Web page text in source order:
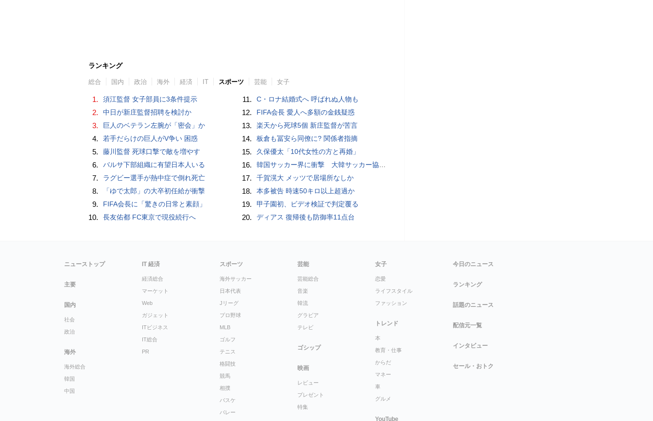
ランキング
総合 国内 政治 海外 経済 IT スポーツ 芸能 女子
1. 須江監督 女子部員に3条件提示
2. 中日が新庄監督招聘を検討か
3. 巨人のベテラン左腕が「密会」か
4. 若手だらけの巨人がV争い 困惑
5. 藤川監督 死球口撃で敵を増やす
6. バルサ下部組織に有望日本人いる
7. ラグビー選手が熱中症で倒れ死亡
8. 「ゆで太郎」の大卒初任給が衝撃
9. FIFA会長に「驚きの日常と素顔」
10. 長友佑都 FC東京で現役続行へ
11. C・ロナ結婚式へ 呼ばれぬ人物も
12. FIFA会長 愛人へ多額の金銭疑惑
13. 楽天から死球5個 新庄監督が苦言
14. 板倉も冨安ら同僚に? 関係者指摘
15. 久保優太「10代女性の方と再婚」
16. 韓国サッカー界に衝撃 大韓サッカー協会に外国人審判への“性的接待”疑惑 韓国メディアが報道
17. 千賀滉大 メッツで居場所なしか
18. 本多被告 時速50キロ以上超過か
19. 甲子園初、ビデオ検証で判定覆る
20. ディアス 復帰後も防御率11点台
ニューストップ
主要
国内
社会
政治
海外
海外総合
韓国
中国
IT 経済
経済総合
マーケット
Web
ガジェット
ITビジネス
IT総合
PR
スポーツ
海外サッカー
日本代表
Jリーグ
プロ野球
MLB
ゴルフ
テニス
格闘技
競馬
相撲
バスケ
バレー
芸能
芸能総合
音楽
韓流
グラビア
テレビ
ゴシップ
映画
レビュー
プレゼント
特集
女子
恋愛
ライフスタイル
ファッション
トレンド
本
教育・仕事
からだ
マネー
車
グルメ
YouTube
今日のニュース
ランキング
話題のニュース
配信元一覧
インタビュー
セール・おトク